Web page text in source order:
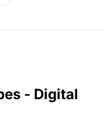
- Digital